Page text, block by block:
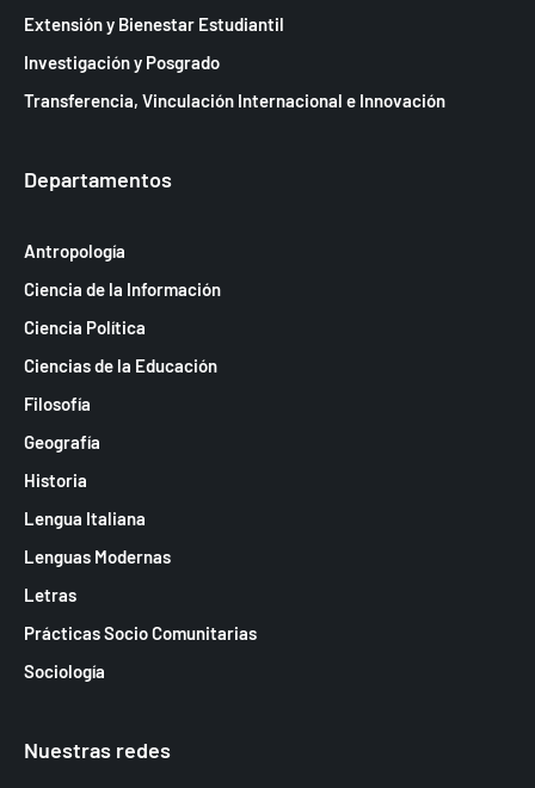
Extensión y Bienestar Estudiantil
Investigación y Posgrado
Transferencia, Vinculación Internacional e Innovación
Departamentos
Antropología
Ciencia de la Información
Ciencia Política
Ciencias de la Educación
Filosofía
Geografía
Historia
Lengua Italiana
Lenguas Modernas
Letras
Prácticas Socio Comunitarias
Sociología
Nuestras redes